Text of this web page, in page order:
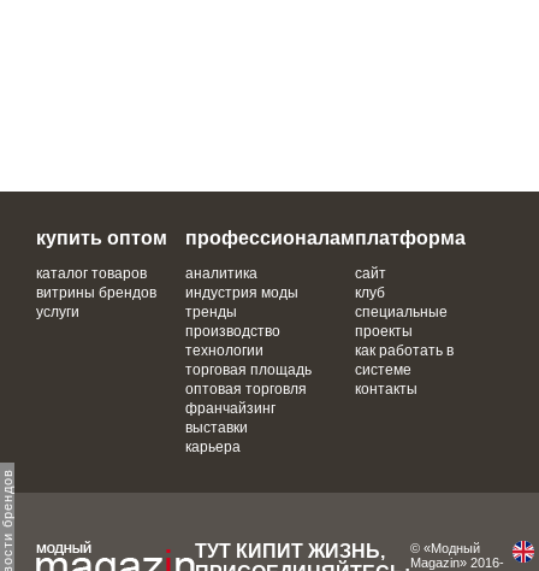
купить оптом
каталог товаров
витрины брендов
услуги
профессионалам
аналитика
индустрия моды
тренды
производство
технологии
торговая площадь
оптовая торговля
франчайзинг
выставки
карьера
платформа
сайт
клуб
специальные
проекты
как работать в
системе
контакты
ТУТ КИПИТ ЖИЗНЬ,
© «Модный
Magazin» 2016-